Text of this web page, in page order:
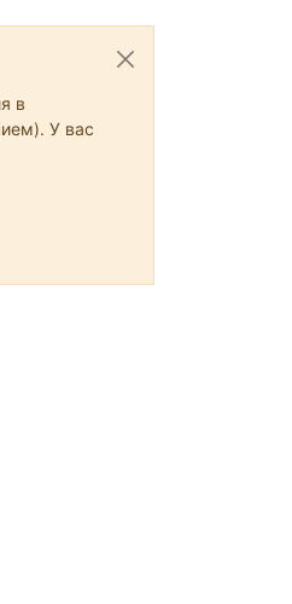
в
У вас